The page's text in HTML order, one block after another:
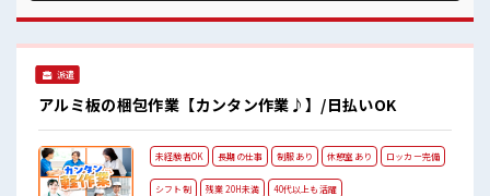
していきましょう！ ≪様々なお仕事をご提案≫ 一人で悩まず
気軽に相談できる、 派遣のお仕事です！ ■職場の雰囲気 髪
休憩室でホッと一息リフレッシュ！
派遣
アルミ板の梱包作業【カンタン作業♪】/日払いOK
未経験者OK 長期の仕事 制服あり 休憩室あり ロッカー完備
シフト制 残業 20H未満 40代以上も活躍